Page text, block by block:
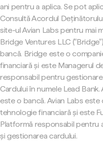
ani pentru a aplica. Se pot
Consultă Acordul
site-ul Avian Labs pentru mai
Bridge Ventures LLC
bancă. Bridge este o
financiară și este Managerul
responsabil pentru
Cardului în numele Lead Bank.
este o bancă. Avian Labs
tehnologie financiară și este
Platformă responsabil pentru
și gestionarea cardului.